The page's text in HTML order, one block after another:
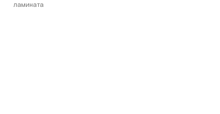
ламината